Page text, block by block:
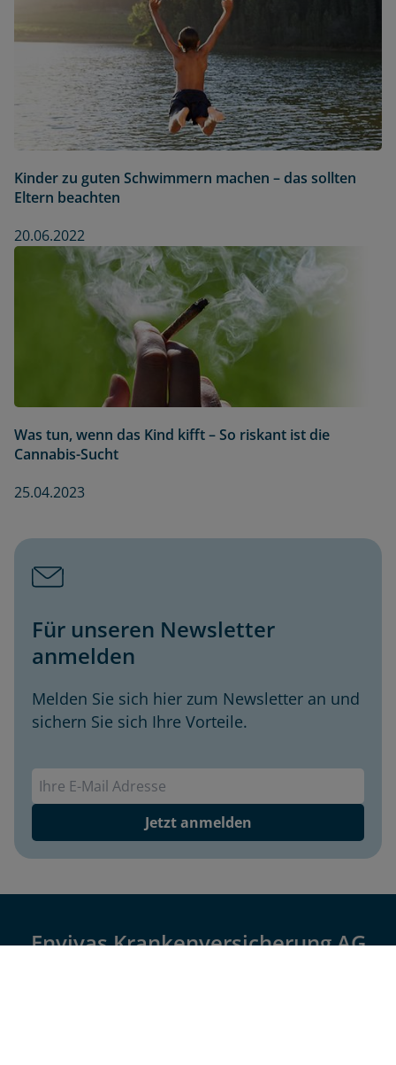
Kinder zu guten Schwimmern machen – das sollten
Eltern beachten
20.06.2022
Was tun, wenn das Kind kifft – So riskant ist die
Cannabis-Sucht
25.04.2023
Für unseren Newsletter
anmelden
Melden Sie sich hier zum Newsletter an und
sichern Sie sich Ihre Vorteile.
Jetzt anmelden
Envivas Krankenversicherung AG